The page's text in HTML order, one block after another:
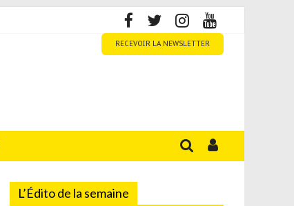
RECEVOIR LA NEWSLETTER
L’Édito de la semaine